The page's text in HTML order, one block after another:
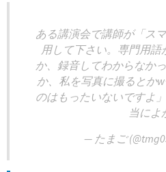
ある講演会で講師が「ス
用して下さい。専門用
か、録音してわからなか
か、私を写真に撮るとか
のはもったいないですよ
当によ
— たまご